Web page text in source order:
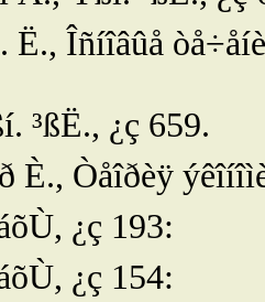
Îñíîâûå
³ßË., ¿ç 659.
È., Òåîðèÿ
¿ç 193:
¿ç 154: